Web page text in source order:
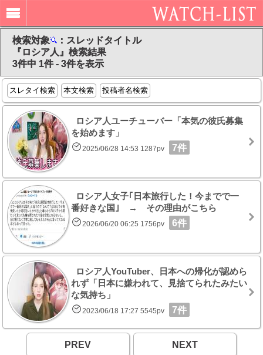
検索対象
：スレッドタイトル
『ロシア人』検索結果
3件中 1件 - 3件を表示
スレタイ検索 本文検索 投稿者名検索
ロシア人ユーチューバー「本気の彼氏募集
を始めます」
2025/06/28 14:53 1287pv 7件
ロシア人女子｢日本旅行した！今までで一
番好きな国｣ → その理由がこちら
2026/06/20 06:25 1756pv 6件
ロシア人YouTuber、日本への帰化が認めら
れず「日本に嫌われて、見捨てられたみたい
な気持ち」
2023/06/18 17:27 5545pv 7件
PREV NEXT